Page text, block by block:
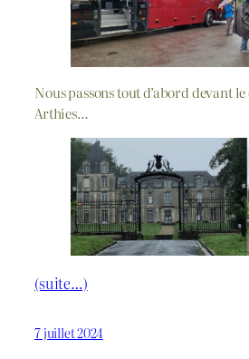
Nous passons tout d’abord devant
Arthies…
(suite…)
7 juillet 2024